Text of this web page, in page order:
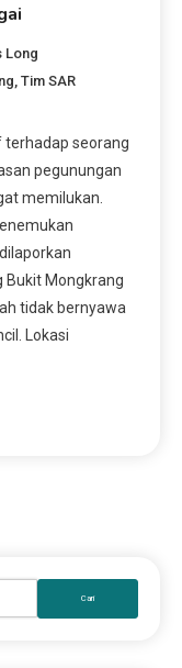
Long
,Tim SAR
terhadap seorang
pegunungan
memilukan.
Bukit Mongkrang
tidak bernyawa
Lokasi